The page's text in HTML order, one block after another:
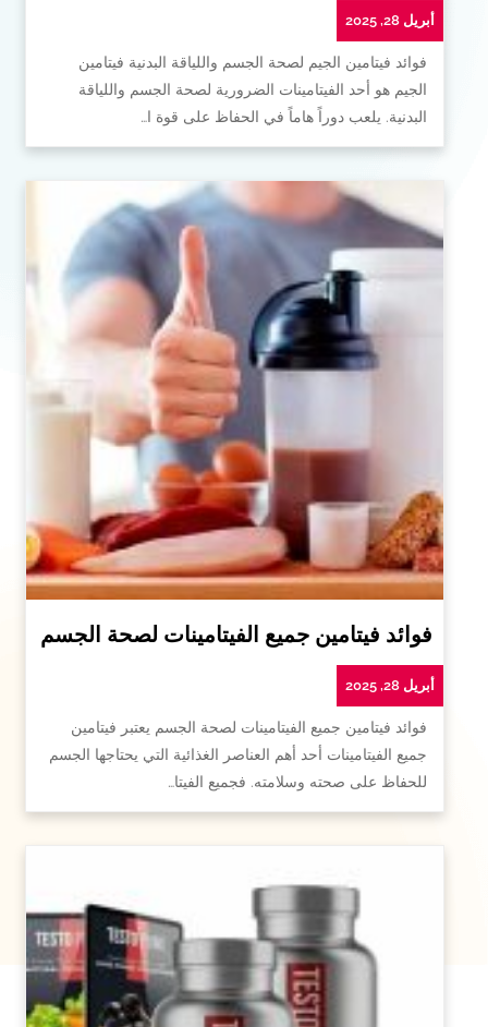
أبريل 28, 2025
فوائد فيتامين الجيم لصحة الجسم واللياقة البدنية فيتامين
الجيم هو أحد الفيتامينات الضرورية لصحة الجسم واللياقة
البدنية. يلعب دوراً هاماً في الحفاظ على قوة ا…
فوائد فيتامين جميع الفيتامينات لصحة الجسم
أبريل 28, 2025
فوائد فيتامين جميع الفيتامينات لصحة الجسم يعتبر فيتامين
جميع الفيتامينات أحد أهم العناصر الغذائية التي يحتاجها الجسم
للحفاظ على صحته وسلامته. فجميع الفيتا…